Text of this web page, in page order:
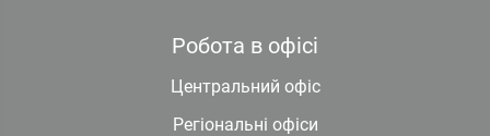
Робота в офісі
Центральний офіс
Регіональні офіси